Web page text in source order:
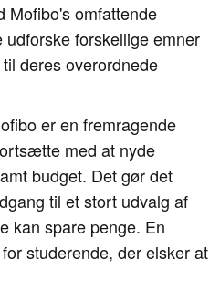
Mofibo's omfattende
forskellige emner
deres overordnede
er en fremragende
med at nyde
budget. Det gør det
til et stort udvalg af
kan spare penge. En
studerende, der elsker at